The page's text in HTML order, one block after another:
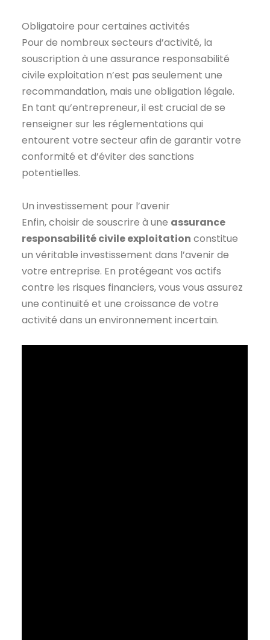
Obligatoire pour certaines activités
Pour de nombreux secteurs d’activité, la
souscription à une assurance responsabilité
civile exploitation n’est pas seulement une
recommandation, mais une obligation légale.
En tant qu’entrepreneur, il est crucial de se
renseigner sur les réglementations qui
entourent votre secteur afin de garantir votre
conformité et d’éviter des sanctions
potentielles.
Un investissement pour l’avenir
Enfin, choisir de souscrire à une assurance
responsabilité civile exploitation constitue
un véritable investissement dans l’avenir de
votre entreprise. En protégeant vos actifs
contre les risques financiers, vous vous assurez
une continuité et une croissance de votre
activité dans un environnement incertain.